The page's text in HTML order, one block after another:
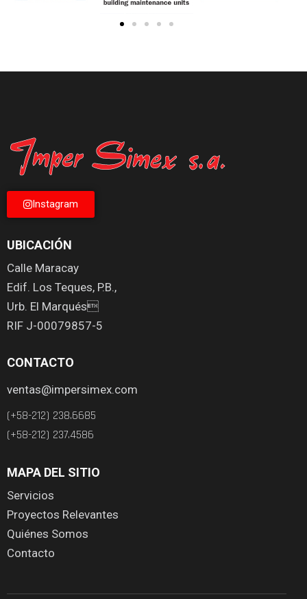
Instagram
UBICACIÓN
Calle Maracay
Edif. Los Teques, P.B.,
Urb. El Marqués
RIF J-00079857-5
CONTACTO
ventas@impersimex.com
(+58-212) 238.6685
(+58-212) 237.4586
MAPA DEL SITIO
Servicios
Proyectos Relevantes
Quiénes Somos
Contacto